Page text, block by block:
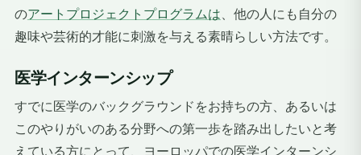
のアートプロジェクトプログラムは 、他の人にも自分の
趣味や芸術的才能に刺激を与える素晴らしい方法です。
医学インターンシップ
すでに医学のバックグラウンドをお持ちの方、あるいは
このやりがいのある分野への第一歩を踏み出したいと考
えている方にとって、ヨーロッパでの医学インターンシ